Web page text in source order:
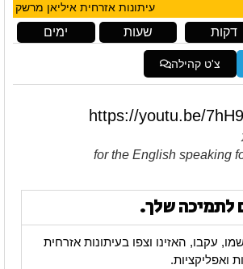
עיתונות אזרחית איליאן מרשק
ימים שעות דקות
צ'ט קהילה
https://youtu.be/
for the English speaking
לתמיכה שלך.
עקבו, האזינו וצפו בעיתונות אזרחית
ואפליקציות.